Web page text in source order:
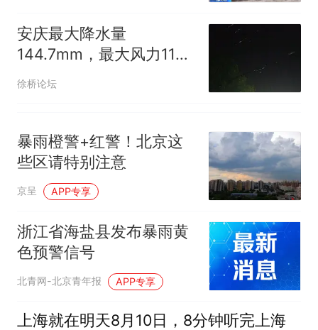
安庆最大降水量
144.7mm，最大风力11
级！
徐桥论坛
暴雨橙警+红警！北京这
些区请特别注意
京呈 APP专享
浙江省海盐县发布暴雨黄
色预警信号
北青网-北京青年报 APP专享
上海就在明天8月10日，8分钟听完上海